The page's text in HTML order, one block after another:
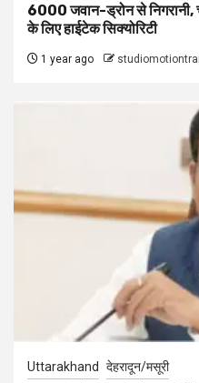
6000 जवान-ड्रोन से निगरानी,
के लिए हाईटेक सिक्योरिटी
1 year ago
Uttarakhand देहरादून/मसूरी